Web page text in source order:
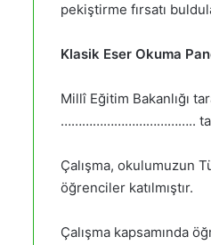
pekiştirme fırsatı
Klasik Eser Okuma
Millî Eğitim Bakanlığı
………………………………..
Çalışma, okulumuzun
öğrenciler katılmıştır.
Çalışma kapsamında